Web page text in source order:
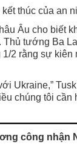
thúc của an
Âu cho biết
tướng Ba
2 rằng sự kiên
Ukraine,”
chúng tôi cần
công nhận